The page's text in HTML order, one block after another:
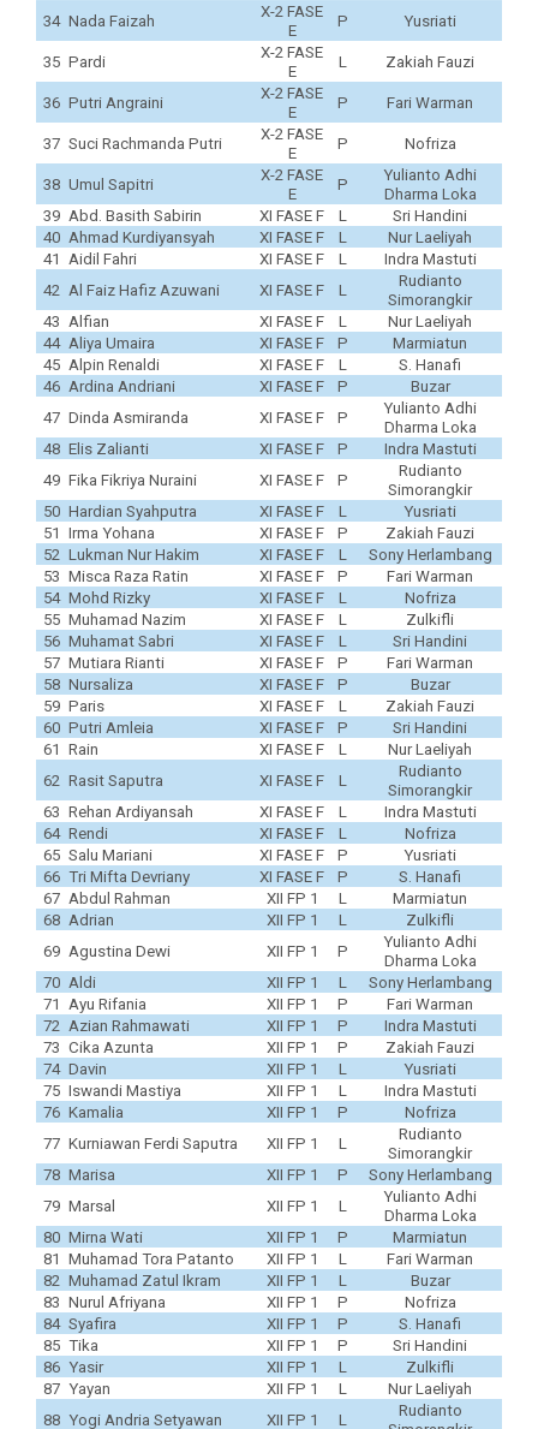
34 Nada Faizah
X-2 FASE
E
P Yusriati
35 Pardi
X-2 FASE
E
L Zakiah Fauzi
36 Putri Angraini
X-2 FASE
E
P Fari Warman
37 Suci Rachmanda Putri
X-2 FASE
E
P Nofriza
38 Umul Sapitri
X-2 FASE
E
P
Yulianto Adhi
Dharma Loka
39 Abd. Basith Sabirin XI FASE F L
Sri Handini
40 Ahmad Kurdiyansyah XI FASE F L
Nur Laeliyah
41 Aidil Fahri XI FASE F L
Indra Mastuti
42 Al Faiz Hafiz Azuwani XI FASE F L
Rudianto
Simorangkir
43 Alfian XI FASE F L
Nur Laeliyah
44 Aliya Umaira XI FASE F P
Marmiatun
45 Alpin Renaldi XI FASE F L
S. Hanafi
46 Ardina Andriani XI FASE F P
Buzar
47 Dinda Asmiranda XI FASE F P
Yulianto Adhi
Dharma Loka
48 Elis Zalianti XI FASE F P
Indra Mastuti
49 Fika Fikriya Nuraini XI FASE F P
Rudianto
Simorangkir
50 Hardian Syahputra XI FASE F L
Yusriati
51 Irma Yohana XI FASE F P
Zakiah Fauzi
52 Lukman Nur Hakim XI FASE F L
Sony Herlambang
53 Misca Raza Ratin XI FASE F P
Fari Warman
54 Mohd Rizky XI FASE F L
Nofriza
55 Muhamad Nazim XI FASE F L
Zulkifli
56 Muhamat Sabri XI FASE F L
Sri Handini
57 Mutiara Rianti XI FASE F P
Fari Warman
58 Nursaliza XI FASE F P
Buzar
59 Paris XI FASE F L
Zakiah Fauzi
60 Putri Amleia XI FASE F P
Sri Handini
61 Rain XI FASE F L
Nur Laeliyah
62 Rasit Saputra XI FASE F L
Rudianto
Simorangkir
63 Rehan Ardiyansah XI FASE F L
Indra Mastuti
64 Rendi XI FASE F L
Nofriza
65 Salu Mariani XI FASE F P
Yusriati
66 Tri Mifta Devriany XI FASE F P
S. Hanafi
67 Abdul Rahman XII FP 1 L
Marmiatun
68 Adrian XII FP 1 L
Zulkifli
69 Agustina Dewi XII FP 1 P
Yulianto Adhi
Dharma Loka
70 Aldi XII FP 1 L
Sony Herlambang
71 Ayu Rifania XII FP 1 P
Fari Warman
72 Azian Rahmawati XII FP 1 P
Indra Mastuti
73 Cika Azunta XII FP 1 P
Zakiah Fauzi
74 Davin XII FP 1 L
Yusriati
75 Iswandi Mastiya XII FP 1 L
Indra Mastuti
76 Kamalia XII FP 1 P
Nofriza
77 Kurniawan Ferdi Saputra XII FP 1 L
Rudianto
Simorangkir
78 Marisa XII FP 1 P
Sony Herlambang
79 Marsal XII FP 1 L
Yulianto Adhi
Dharma Loka
80 Mirna Wati XII FP 1 P
Marmiatun
81 Muhamad Tora Patanto XII FP 1 L
Fari Warman
82 Muhamad Zatul Ikram XII FP 1 L
Buzar
83 Nurul Afriyana XII FP 1 P
Nofriza
84 Syafira XII FP 1 P
S. Hanafi
85 Tika XII FP 1 P
Sri Handini
86 Yasir XII FP 1 L
Zulkifli
87 Yayan XII FP 1 L
Nur Laeliyah
88 Yogi Andria Setyawan XII FP 1 L
Rudianto